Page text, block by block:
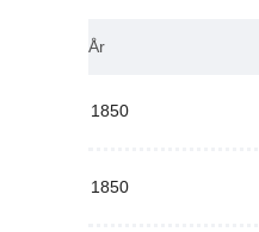
År
1850
1850